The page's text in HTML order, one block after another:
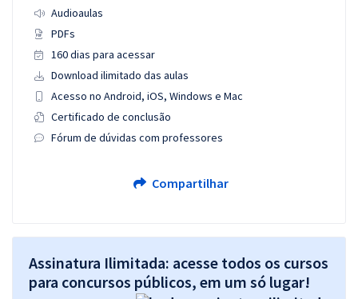
Audioaulas
PDFs
160 dias para acessar
Download ilimitado das aulas
Acesso no Android, iOS, Windows e Mac
Certificado de conclusão
Fórum de dúvidas com professores
Compartilhar
Assinatura Ilimitada: acesse todos os cursos
para concursos públicos, em um só lugar!